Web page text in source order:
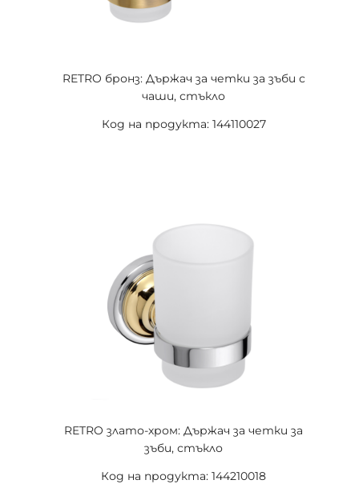
RETRO бронз: Държач за четки за зъби с
чаши, стъкло
Код на продукта: 144110027
RETRO злато-хром: Държач за четки за
зъби, стъкло
Код на продукта: 144210018